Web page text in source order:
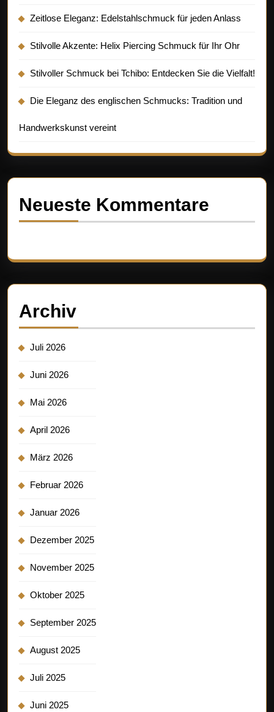
Zeitlose Eleganz: Edelstahlschmuck für jeden Anlass
Stilvolle Akzente: Helix Piercing Schmuck für Ihr Ohr
Stilvoller Schmuck bei Tchibo: Entdecken Sie die Vielfalt!
Die Eleganz des englischen Schmucks: Tradition und
Handwerkskunst vereint
Neueste Kommentare
Archiv
Juli 2026
Juni 2026
Mai 2026
April 2026
März 2026
Februar 2026
Januar 2026
Dezember 2025
November 2025
Oktober 2025
September 2025
August 2025
Juli 2025
Juni 2025